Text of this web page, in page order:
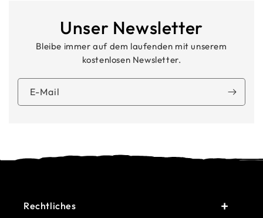
Unser Newsletter
Bleibe immer auf dem laufenden mit unserem
kostenlosen Newsletter.
E-Mail
Rechtliches